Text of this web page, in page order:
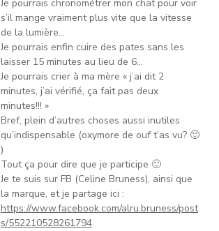
Je pourrais chronométrer mon chat pour voir
s’il mange vraiment plus vite que la vitesse
de la lumière…
Je pourrais enfin cuire des pates sans les
laisser 15 minutes au lieu de 6…
Je pourrais crier à ma mère « j’ai dit 2
minutes, j’ai vérifié, ça fait pas deux
minutes!!! »
Bref, plein d’autres choses aussi inutiles
qu’indispensable (oxymore de ouf t’as vu? 🙂
)
Tout ça pour dire que je participe 🙂
Je te suis sur FB (Celine Bruness), ainsi que
la marque, et je partage ici :
https://www.facebook.com/alru.bruness/post
s/552210528261794